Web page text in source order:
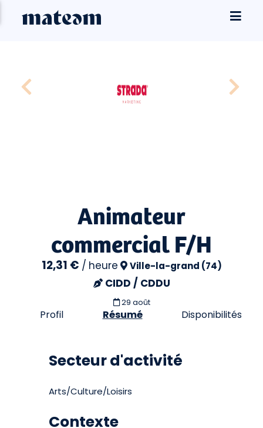
Animateur
commercial F/H
12,31 € / heure Ville-la-grand (74)
CIDD / CDDU
29 août
Profil Résumé Disponibilités
Secteur d'activité
Arts/Culture/Loisirs
Contexte